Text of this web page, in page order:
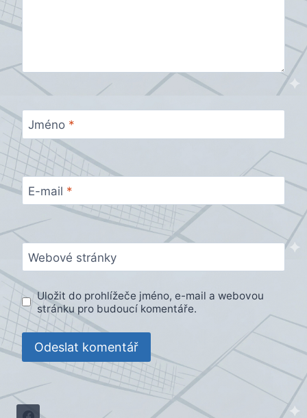
Jméno *
E-mail *
Webové stránky
Uložit do prohlížeče jméno, e-mail a webovou
stránku pro budoucí komentáře.